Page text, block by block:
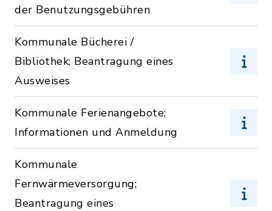
der Benutzungsgebühren
Kommunale Bücherei /
Bibliothek; Beantragung eines
Ausweises
Kommunale Ferienangebote;
Informationen und Anmeldung
Kommunale
Fernwärmeversorgung;
Beantragung eines